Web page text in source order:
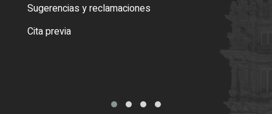
Sugerencias y reclamaciones
Cita previa